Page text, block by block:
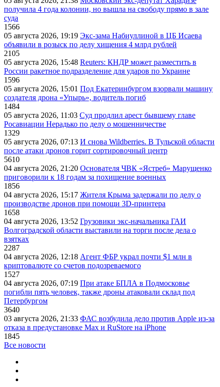
получила 4 года колонии, но вышла на свободу прямо в зале
суда
1566
05 августа 2026, 19:19 Экс-зама Набиуллиной в ЦБ Исаева
объявили в розыск по делу хищения 4 млрд рублей
2105
05 августа 2026, 15:48 Reuters: КНДР может разместить в
России ракетное подразделение для ударов по Украине
1596
05 августа 2026, 15:01 Под Екатеринбургом взорвали машину
создателя дрона «Упырь», водитель погиб
1484
05 августа 2026, 11:03 Суд продлил арест бывшему главе
Росавиации Нерадько по делу о мошенничестве
1329
05 августа 2026, 07:13 И снова Wildberries. В Тульской области
после атаки дронов горит сортировочный центр
5610
04 августа 2026, 21:20 Основателя ЧВК «Ястреб» Марущенко
приговорили к 18 годам за похищение военных
1856
04 августа 2026, 15:17 Жителя Крыма задержали по делу о
производстве дронов при помощи 3D‑принтера
1658
04 августа 2026, 13:52 Грузовики экс-начальника ГАИ
Волгоградской области выставили на торги после дела о
взятках
2287
04 августа 2026, 12:18 Агент ФБР украл почти $1 млн в
криптовалюте со счетов подозреваемого
1527
04 августа 2026, 07:19 При атаке БПЛА в Подмосковье
погибли пять человек, также дроны атаковали склад под
Петербургом
3640
03 августа 2026, 21:33 ФАС возбудила дело против Apple из-за
отказа в предустановке Max и RuStore на iPhone
1845
Все новости